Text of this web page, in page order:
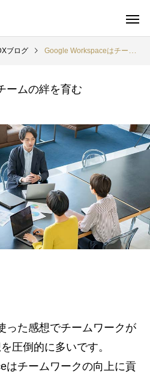
補助金
ブログ Google Workspaceはチームの絆を育む
ームの絆を育む
った感想でチームワークが
圧倒的に多いです。
はチームワークの向上に貢